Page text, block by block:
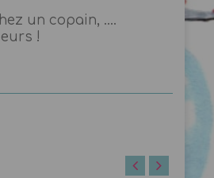
un copain, ....
!